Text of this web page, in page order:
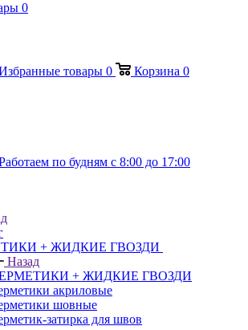
0
товары 0 Корзина 0
по будням с 8:00 до 17:00
+ ЖИДКИЕ ГВОЗДИ
Назад
+ ЖИДКИЕ ГВОЗДИ
акриловые
шовные
затирка для швов